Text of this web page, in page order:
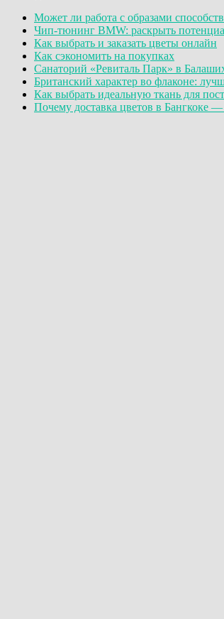
Может ли работа с образами
Чип-тюнинг BMW: раскрыть
Как выбрать и заказать цветы онлайн
Как сэкономить на покупках
Санаторий «Ревиталь Парк» в
Британский характер во флаконе:
Как выбрать идеальную ткань для
Почему доставка цветов в Бангкоке —